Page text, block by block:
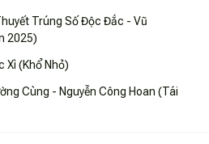
Trúng Số Độc Đắc - Vũ
2025)
Xì (Khổ Nhỏ)
Cùng - Nguyễn Công Hoan (Tái